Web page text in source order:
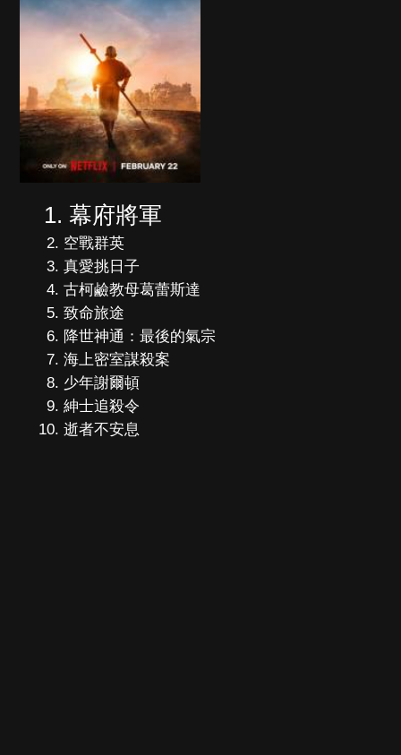
幕府將軍
空戰群英
真愛挑日子
古柯鹼教母葛蕾斯達
致命旅途
降世神通：最後的氣宗
海上密室謀殺案
少年謝爾頓
紳士追殺令
逝者不安息